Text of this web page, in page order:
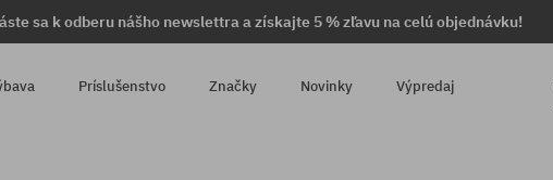
sa k odberu nášho newslettra a získajte 5 % zľavu na celú objednávku!
Príslušenstvo Značky Novinky Výpredaj